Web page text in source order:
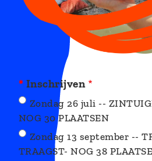
Inschrijven
Zondag 26 juli --
NOG 30 PLAATSEN
Zondag 13 september --
TRAAGST- NOG 38